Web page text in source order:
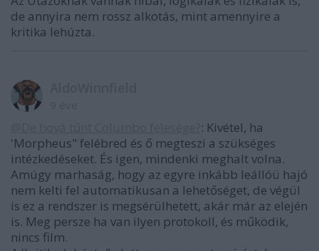
de annyira nem rossz alkotás, mint amennyire a
kritika lehúzta.
: Kivétel, ha
'Morpheus" felébred és ő megteszi a szükséges
intézkedéseket. És igen, mindenki meghalt volna.
Amúgy marhaság, hogy az egyre inkább leállóü hajó
nem kelti fel automatikusan a lehetőséget, de végül
is ez a rendszer is megsérülhetett, akár már az elején
is. Meg persze ha van ilyen protokoll, és működik,
nincs film.